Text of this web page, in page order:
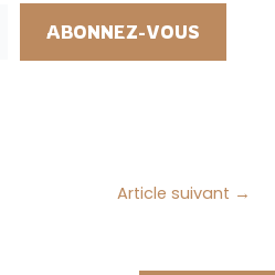
ABONNEZ-VOUS
Article suivant →